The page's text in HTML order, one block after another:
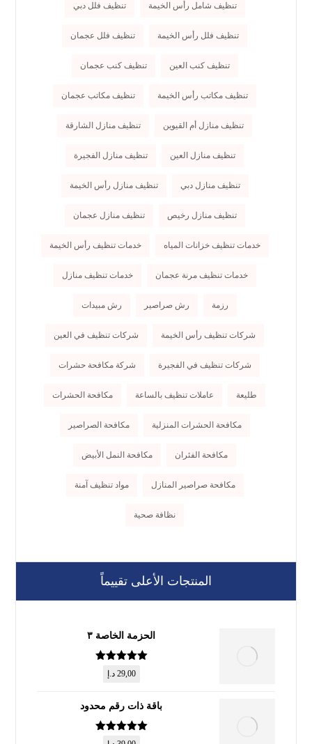
تنظيف شامل رأس الخيمة تنظيف فلل دبي
تنظيف فلل رأس الخيمة تنظيف فلل عجمان
تنظيف كنب العين تنظيف كنب عجمان
تنظيف مكاتب رأس الخيمة تنظيف مكاتب عجمان
تنظيف منازل أم القيوين تنظيف منازل الشارقة
تنظيف منازل العين تنظيف منازل الفجيرة
تنظيف منازل دبي تنظيف منازل رأس الخيمة
تنظيف منازل رخيص تنظيف منازل عجمان
خدمات تنظيف خزانات المياه خدمات تنظيف رأس الخيمة
خدمات تنظيف مرنة عجمان خدمات تنظيف منازل
رزمة رش صراصير رش مبيدات
شركات تنظيف رأس الخيمة شركات تنظيف في العين
شركات تنظيف في الفجيرة شركة مكافحة حشرات
طليعة عاملات تنظيف بالساعة مكافحة الحشرات
مكافحة الحشرات المنزلية مكافحة الصراصير
مكافحة الفئران مكافحة النمل الأبيض
مكافحة صراصير المنازل مواد تنظيف آمنة
نظافة صحية
المنتجات الأعلى تقييماً
الحزمة الخاصة ٣
تم التقييم
من 5
29,00 د.إ
باقة ذات رقم محدود
تم التقييم